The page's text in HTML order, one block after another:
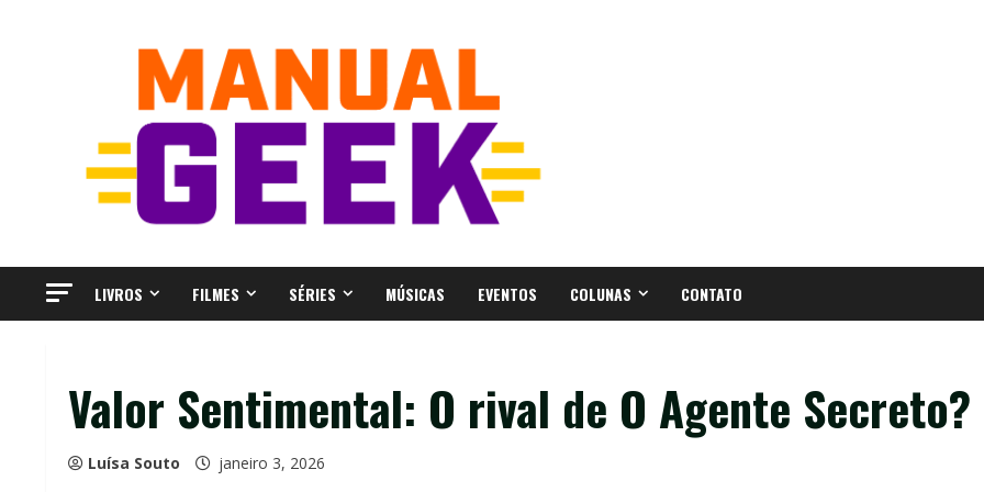
LIVROS FILMES SÉRIES MÚSICAS EVENTOS COLUNAS CONTATO
Valor Sentimental: O rival de O Agente Secreto?
Luísa Souto janeiro 3, 2026